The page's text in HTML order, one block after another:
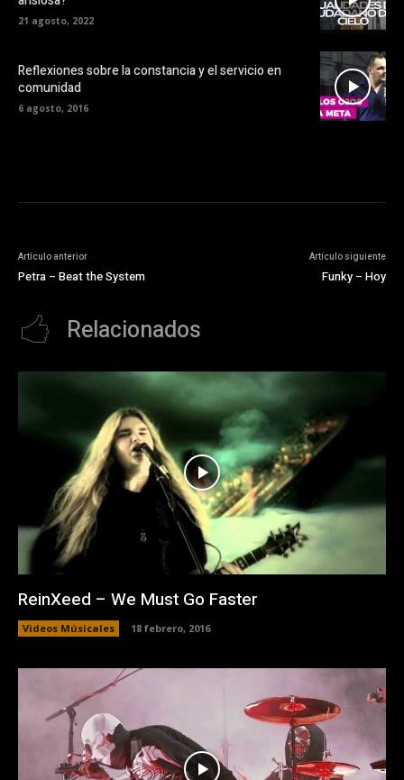
21 agosto, 2022
Reflexiones sobre la constancia y el servicio en
comunidad
6 agosto, 2016
Artículo anterior
Petra – Beat the System
Artículo siguiente
Funky – Hoy
Relacionados
ReinXeed – We Must Go Faster
Videos Músicales 18 febrero, 2016